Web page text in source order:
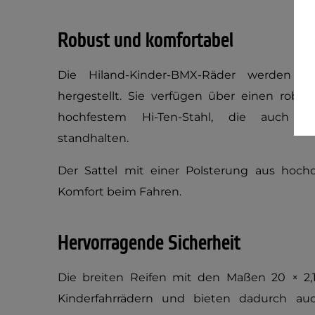
Robust und komfortabel
Die Hiland-Kinder-BMX-Räder werden
hergestellt. Sie verfügen über einen
hochfestem Hi-Ten-Stahl, die auch
standhalten.
Der Sattel mit einer Polsterung aus
Komfort beim Fahren.
Hervorragende Sicherheit
Die breiten Reifen mit den Maßen 20 ×
Kinderfahrrädern und bieten dadurch